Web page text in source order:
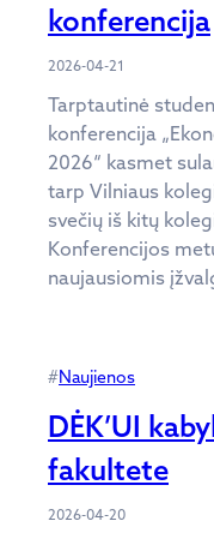
konferencija
2026-04-21
Tarptautinė
konferencija
2026“ kasmet
tarp Vilniaus
svečių iš kitų
Konferencijos
naujausiomis
#Naujienos
DĖK’UI
fakultete
2026-04-20